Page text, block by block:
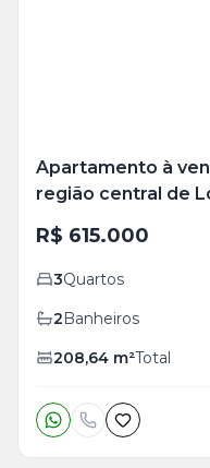
Apartamento à
região central de
R$ 615.000
3Quartos
2Banheiros
208,64 m²Total